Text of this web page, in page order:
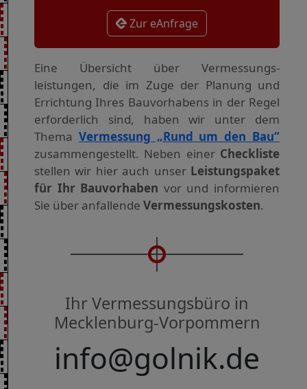
Zur eAnfrage
Eine Übersicht über Vermessungs­
leistungen, die im Zuge der Planung und
Errichtung Ihres Bauvorhabens in der Regel
erforderlich sind, haben wir unter dem
Thema Vermessung „Rund um den Bau“
zusammengestellt. Neben einer Checkliste
stellen wir hier auch unser Leistungspaket
für Ihr Bauvorhaben vor und informieren
Sie über anfallende Vermessungskosten.
Ihr Vermessungsbüro in
Mecklenburg-Vorpommern
info@golnik.de